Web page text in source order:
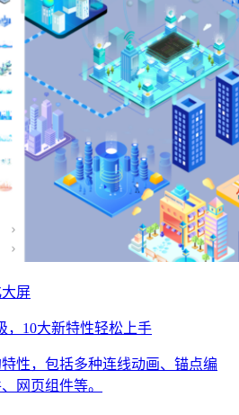
屏
，10大新特性轻松上手
性，包括多种连线动画、锚点编
网页组件等。